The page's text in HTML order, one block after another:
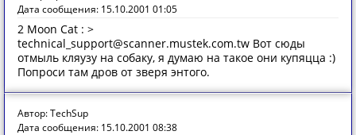
Дата сообщения: 15.10.2001 01:05
2 Moon Cat : >
technical_support@scanner.mustek.com.tw Вот сюды
отмыль кляузу на собаку, я думаю на такое они купяцца :)
Попроси там дров от зверя энтого.
Автор: TechSup
Дата сообщения: 15.10.2001 08:38